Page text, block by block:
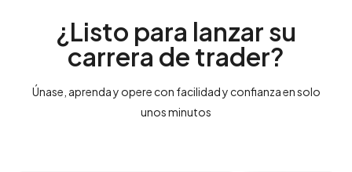
¿Listo para lanzar su
carrera de trader?
Únase, aprenda y opere con facilidad y confianza en solo
unos minutos